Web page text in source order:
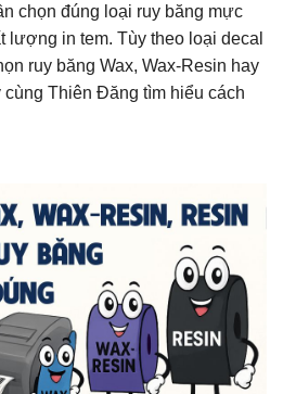
chọn đúng loại ruy băng mực
lượng in tem. Tùy theo loại decal
ruy băng Wax, Wax-Resin hay
Thiên Đăng tìm hiểu cách